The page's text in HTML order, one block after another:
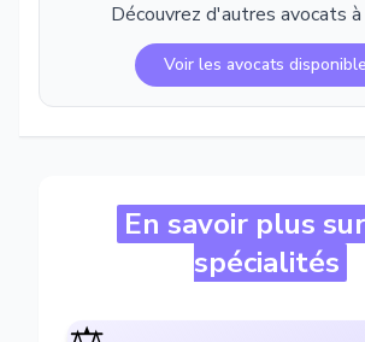
Découvrez d'autres avocats à
Voir les avocats
En savoir plus
spécialités